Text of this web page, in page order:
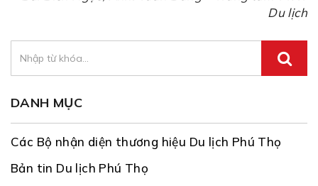
Du lịch
DANH MỤC
Các Bộ nhận diện thương hiệu Du lịch Phú Thọ
Bản tin Du lịch Phú Thọ